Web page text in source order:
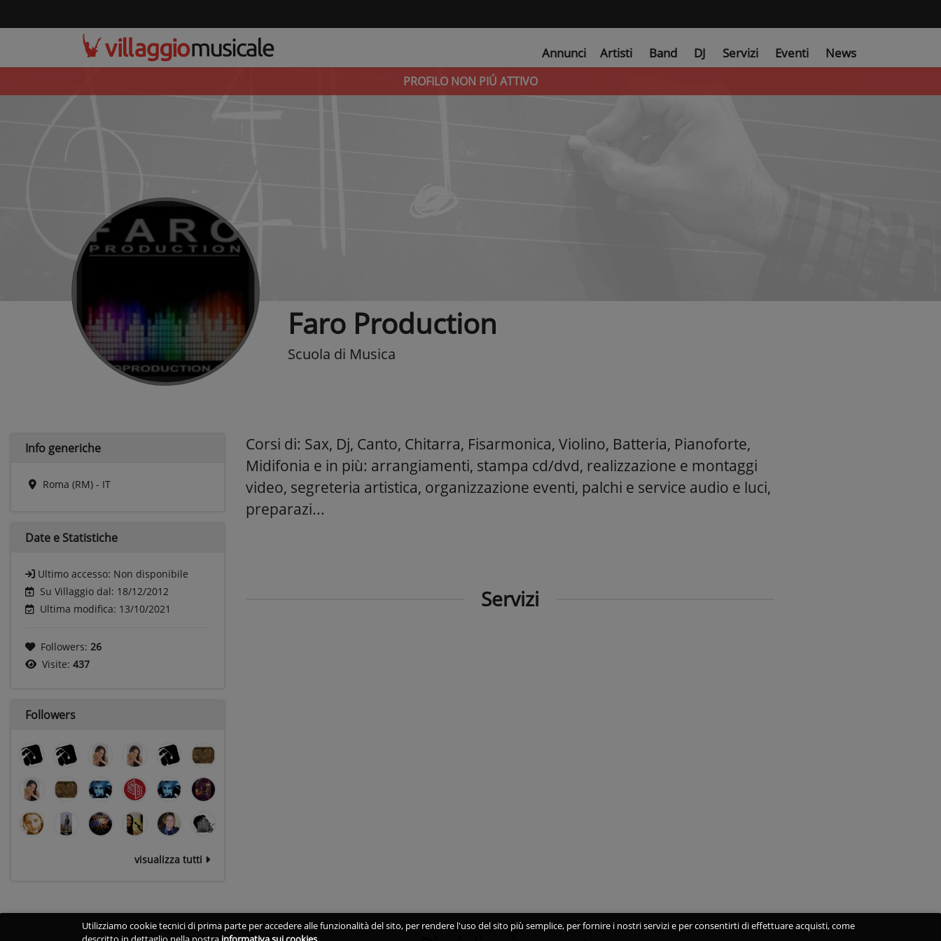
Annunci Artisti Band DJ Servizi Eventi News
PROFILO NON PIÚ ATTIVO
Faro Production
Scuola di Musica
Info generiche
Roma (RM) - IT
Date e Statistiche
Ultimo accesso: Non disponibile
Su Villaggio dal: 18/12/2012
Ultima modifica: 13/10/2021
Followers: 26
Visite: 437
Followers
visualizza tutti
Corsi di: Sax, Dj, Canto, Chitarra, Fisarmonica, Violino, Batteria, Pianoforte,
Midifonia e in più: arrangiamenti, stampa cd/dvd, realizzazione e montaggi
video, segreteria artistica, organizzazione eventi, palchi e service audio e luci,
preparazi...
Servizi
Utilizziamo cookie tecnici di prima parte per accedere alle funzionalità del sito, per rendere l'uso del sito più semplice, per fornire i nostri servizi e per consentirti di effettuare acquisti, come